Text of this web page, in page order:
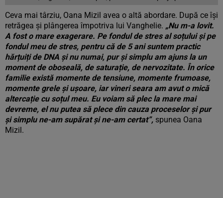
Ceva mai târziu, Oana Mizil avea o altă abordare. După ce își
retrăgea și plângerea împotriva lui Vanghelie. „Nu m-a lovit.
A fost o mare exagerare. Pe fondul de stres al soțului și pe
fondul meu de stres, pentru că de 5 ani suntem practic
hărțuiți de DNA și nu numai, pur și simplu am ajuns la un
moment de oboseală, de saturație, de nervozitate. În orice
familie există momente de tensiune, momente frumoase,
momente grele și ușoare, iar vineri seara am avut o mică
altercație cu soțul meu. Eu voiam să plec la mare mai
devreme, el nu putea să plece din cauza proceselor și pur
și simplu ne-am supărat și ne-am certat”, spunea Oana
Mizil.